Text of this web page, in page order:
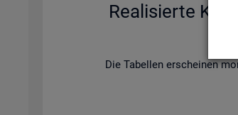
Rea­li­sier­te
Die Ta­bel­len er­schei­nen